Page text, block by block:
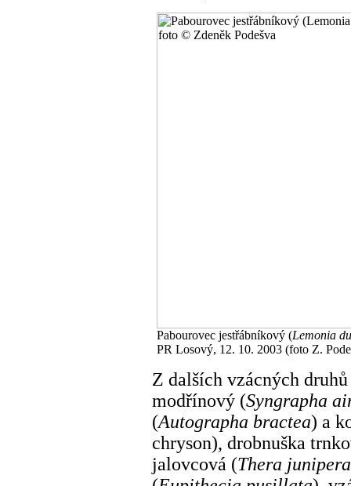
Pabourovec jestřábníkový (Lemonia
PR Losový, 12. 10. 2003 (foto Z.
Z dalších vzácných
modřínový (Syngrapha
(Autographa bractea) a
chryson), drobnuška
jalovcová (Thera